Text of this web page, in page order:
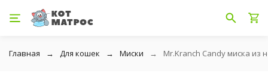
Главная Для кошек Миски Mr.Kranch Candy миска